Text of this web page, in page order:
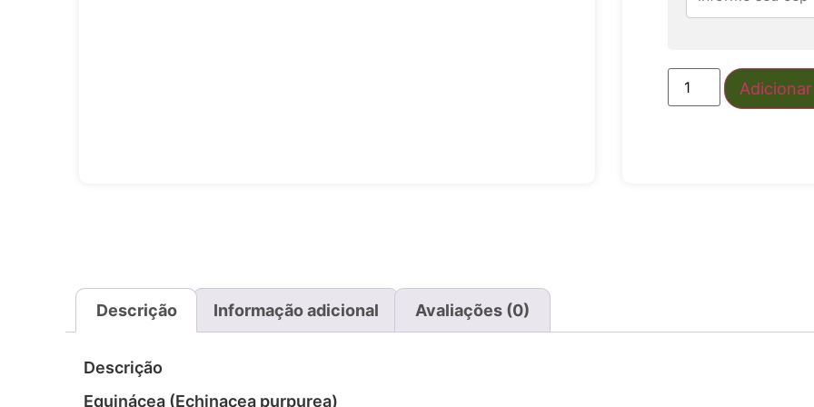
Descrição Informação adicional Avaliações (0)
Descrição
Equinácea (Echinacea purpurea)